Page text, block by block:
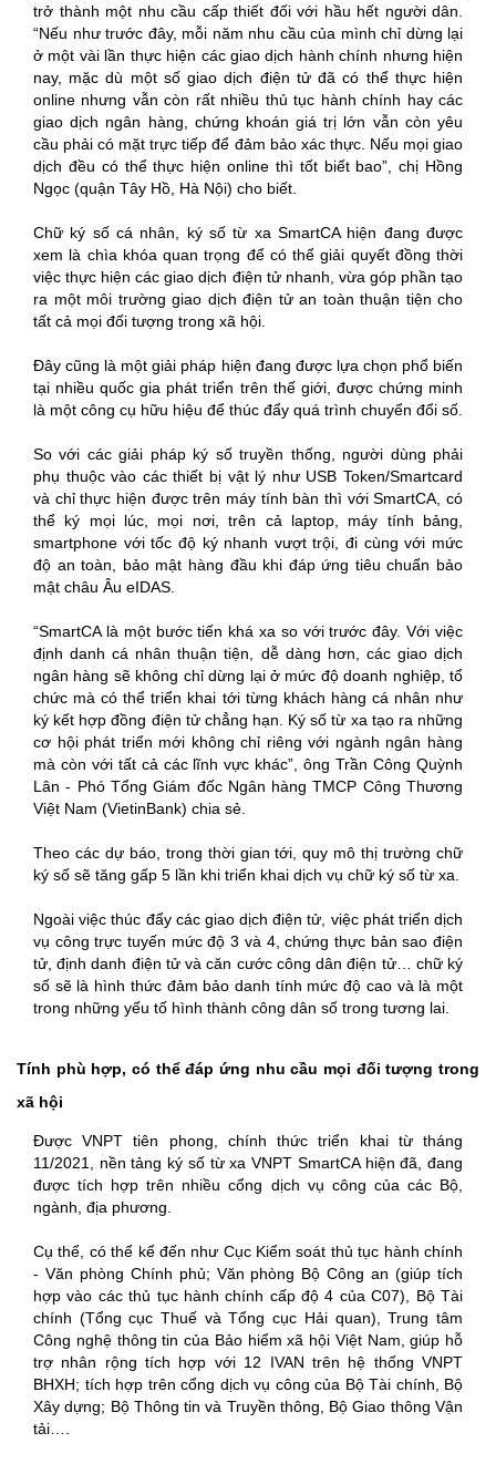
trở thành một nhu cầu cấp thiết đối với hầu hết người dân.
“Nếu như trước đây, mỗi năm nhu cầu của mình chỉ dừng lại
ở một vài lần thực hiện các giao dịch hành chính nhưng hiện
nay, mặc dù một số giao dịch điện tử đã có thể thực hiện
online nhưng vẫn còn rất nhiều thủ tục hành chính hay các
giao dịch ngân hàng, chứng khoán giá trị lớn vẫn còn yêu
cầu phải có mặt trực tiếp để đảm bảo xác thực. Nếu mọi giao
dịch đều có thể thực hiện online thì tốt biết bao”, chị Hồng
Ngọc (quận Tây Hồ, Hà Nội) cho biết.
Chữ ký số cá nhân, ký số từ xa SmartCA hiện đang được
xem là chìa khóa quan trọng để có thể giải quyết đồng thời
việc thực hiện các giao dịch điện tử nhanh, vừa góp phần tạo
ra một môi trường giao dịch điện tử an toàn thuận tiện cho
tất cả mọi đối tượng trong xã hội.
Đây cũng là một giải pháp hiện đang được lựa chọn phổ biến
tại nhiều quốc gia phát triển trên thế giới, được chứng minh
là một công cụ hữu hiệu để thúc đẩy quá trình chuyển đổi số.
So với các giải pháp ký số truyền thống, người dùng phải
phụ thuộc vào các thiết bị vật lý như USB Token/Smartcard
và chỉ thực hiện được trên máy tính bàn thì với SmartCA, có
thể ký mọi lúc, mọi nơi, trên cả laptop, máy tính bảng,
smartphone với tốc độ ký nhanh vượt trội, đi cùng với mức
độ an toàn, bảo mật hàng đầu khi đáp ứng tiêu chuẩn bảo
mật châu Âu eIDAS.
“SmartCA là một bước tiến khá xa so với trước đây. Với việc
định danh cá nhân thuận tiện, dễ dàng hơn, các giao dịch
ngân hàng sẽ không chỉ dừng lại ở mức độ doanh nghiệp, tổ
chức mà có thể triển khai tới từng khách hàng cá nhân như
ký kết hợp đồng điện tử chẳng hạn. Ký số từ xa tạo ra những
cơ hội phát triển mới không chỉ riêng với ngành ngân hàng
mà còn với tất cả các lĩnh vực khác”, ông Trần Công Quỳnh
Lân - Phó Tổng Giám đốc Ngân hàng TMCP Công Thương
Việt Nam (VietinBank) chia sẻ.
Theo các dự báo, trong thời gian tới, quy mô thị trường chữ
ký số sẽ tăng gấp 5 lần khi triển khai dịch vụ chữ ký số từ xa.
Ngoài việc thúc đẩy các giao dịch điện tử, việc phát triển dịch
vụ công trực tuyến mức độ 3 và 4, chứng thực bản sao điện
tử, định danh điện tử và căn cước công dân điện tử… chữ ký
số sẽ là hình thức đảm bảo danh tính mức độ cao và là một
trong những yếu tố hình thành công dân số trong tương lai.
Tính phù hợp, có thể đáp ứng nhu cầu mọi đối tượng trong
xã hội
Được VNPT tiên phong, chính thức triển khai từ tháng
11/2021, nền tảng ký số từ xa VNPT SmartCA hiện đã, đang
được tích hợp trên nhiều cổng dịch vụ công của các Bộ,
ngành, địa phương.
Cụ thể, có thể kể đến như Cục Kiểm soát thủ tục hành chính
- Văn phòng Chính phủ; Văn phòng Bộ Công an (giúp tích
hợp vào các thủ tục hành chính cấp độ 4 của C07), Bộ Tài
chính (Tổng cục Thuế và Tổng cục Hải quan), Trung tâm
Công nghệ thông tin của Bảo hiểm xã hội Việt Nam, giúp hỗ
trợ nhân rộng tích hợp với 12 IVAN trên hệ thống VNPT
BHXH; tích hợp trên cổng dịch vụ công của Bộ Tài chính, Bộ
Xây dựng; Bộ Thông tin và Truyền thông, Bộ Giao thông Vận
tải….